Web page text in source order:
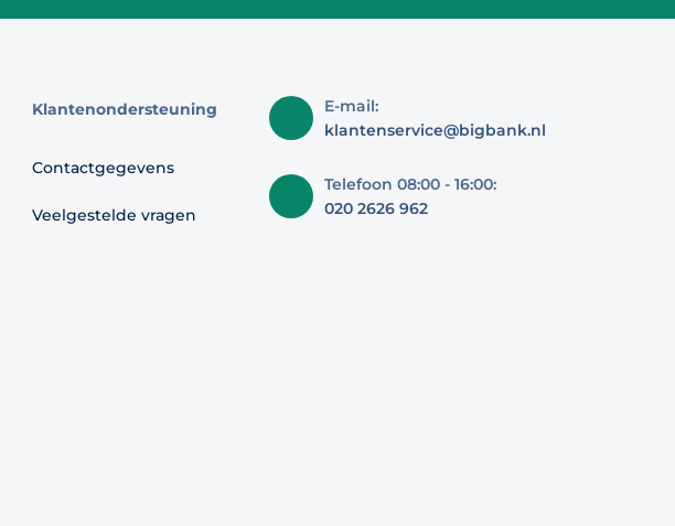
Klantenondersteuning
Contactgegevens
Veelgestelde vragen
E-mail:
klantenservice@bigbank.nl
Telefoon 08:00 - 16:00:
020 2626 962